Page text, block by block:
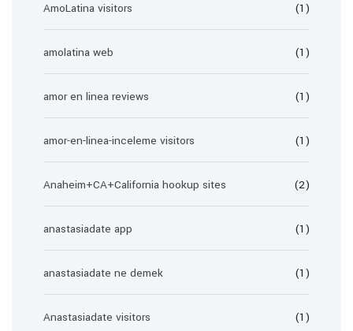
AmoLatina visitors (1)
amolatina web (1)
amor en linea reviews (1)
amor-en-linea-inceleme visitors (1)
Anaheim+CA+California hookup sites (2)
anastasiadate app (1)
anastasiadate ne demek (1)
Anastasiadate visitors (1)